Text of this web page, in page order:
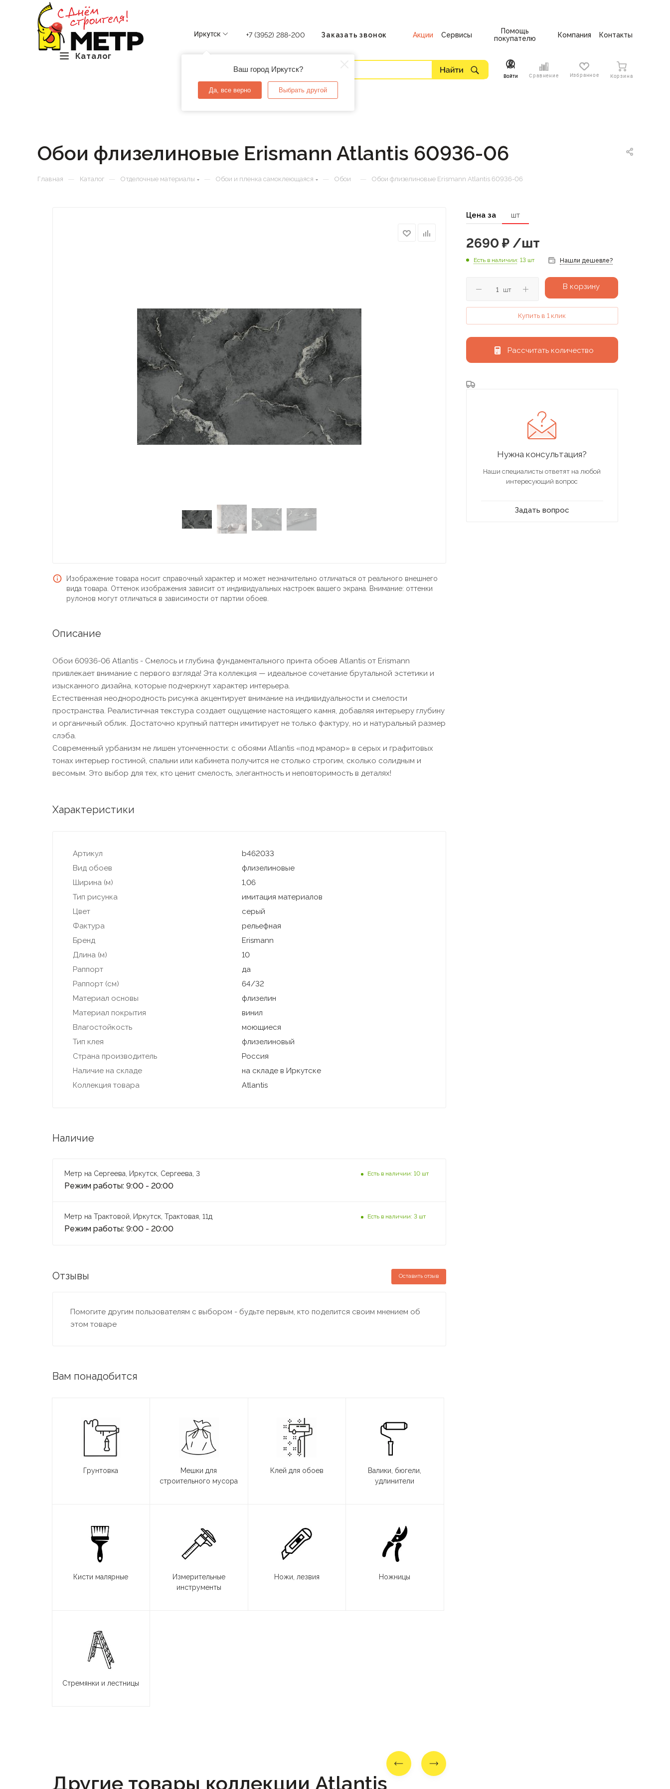
Каталог
Иркутск
Ваш город Иркутск?
Да, все верно Выбрать другой
+7 (3952) 288-200 Заказать звонок Акции Сервисы
Помощь
покупателю
Компания Контакты
Войти Сравнение Избранное Корзина
Обои флизелиновые Erismann Atlantis 60936-06
Главная — Каталог — Отделочные материалы — Обои и пленка самоклеющаяся — Обои — Обои флизелиновые Erismann Atlantis 60936-06
Изображение товара носит справочный характер и может незначительно отличаться от реального внешнего
вида товара. Оттенок изображения зависит от индивидуальных настроек вашего экрана. Внимание: оттенки
рулонов могут отличаться в зависимости от партии обоев.
Описание
Обои 60936-06 Atlantis - Смелось и глубина фундаментального принта обоев Atlantis от Erismann
привлекает внимание с первого взгляда! Эта коллекция — идеальное сочетание брутальной эстетики и
изысканного дизайна, которые подчеркнут характер интерьера.
Естественная неоднородность рисунка акцентирует внимание на индивидуальности и смелости
пространства. Реалистичная текстура создает ощущение настоящего камня, добавляя интерьеру глубину
и органичный облик. Достаточно крупный паттерн имитирует не только фактуру, но и натуральный размер
слэба.
Современный урбанизм не лишен утонченности: с обоями Atlantis «под мрамор» в серых и графитовых
тонах интерьер гостиной, спальни или кабинета получится не столько строгим, сколько солидным и
весомым. Это выбор для тех, кто ценит смелость, элегантность и неповторимость в деталях!
Характеристики
Артикул
b462033
Вид обоев
флизелиновые
Ширина (м)
1,06
Тип рисунка
имитация материалов
Цвет
серый
Фактура
рельефная
Бренд
Erismann
Длина (м)
10
Раппорт
да
Раппорт (см)
64/32
Материал основы
флизелин
Материал покрытия
винил
Влагостойкость
моющиеся
Тип клея
флизелиновый
Страна производитель
Россия
Наличие на складе
на складе в Иркутске
Коллекция товара
Atlantis
Наличие
Метр на Сергеева, Иркутск, Сергеева, 3
Режим работы: 9:00 - 20:00
Есть в наличии: 10 шт
Метр на Трактовой, Иркутск, Трактовая, 11д
Режим работы: 9:00 - 20:00
Есть в наличии: 3 шт
Отзывы Оставить отзыв
Помогите другим пользователям с выбором - будьте первым, кто поделится своим мнением об
этом товаре
Вам понадобится
Грунтовка
Мешки для
строительного мусора
Клей для обоев
Валики, бюгели,
удлинители
Кисти малярные
Измерительные
инструменты
Ножи, лезвия Ножницы
Стремянки и лестницы
Другие товары коллекции Atlantis
Цена за шт
2690 ₽/шт
Есть в наличии: 13 шт Нашли дешевле?
шт В корзину
Купить в 1 клик
Рассчитать количество
Нужна консультация?
Наши специалисты ответят на любой
интересующий вопрос
Задать вопрос